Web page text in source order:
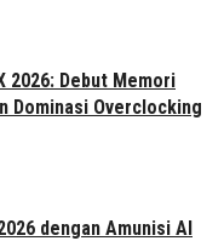
2026: Debut Memori
Dominasi Overclocking
dengan Amunisi AI